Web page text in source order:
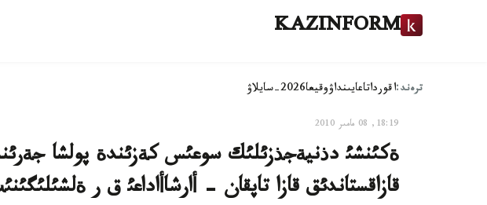
KAZINFORM
ترەند:اقورداتاعايىنداۋوقيعا2026-سايلاۋ
18:19, 08 مامىر 2010
قازاقستاندئق قازا تاپقان - أارشاأاداعئ ق ر